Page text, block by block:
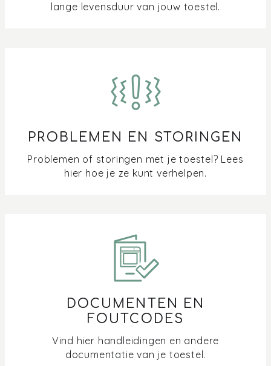
lange levensduur van jouw toestel.
PROBLEMEN EN STORINGEN
Problemen of storingen met je toestel? Lees
hier hoe je ze kunt verhelpen.
DOCUMENTEN EN
FOUTCODES
Vind hier handleidingen en andere
documentatie van je toestel.